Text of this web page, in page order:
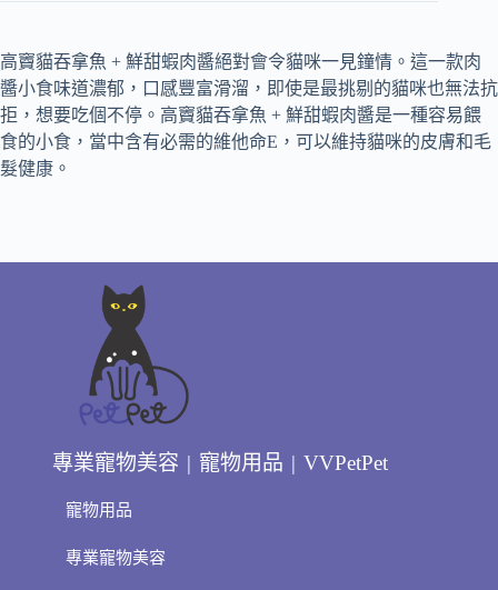
高竇貓吞拿魚 + 鮮甜蝦肉醬絕對會令貓咪一見鐘情。這一款肉
醬小食味道濃郁，口感豐富滑溜，即使是最挑剔的貓咪也無法抗
拒，想要吃個不停。高竇貓吞拿魚 + 鮮甜蝦肉醬是一種容易餵
食的小食，當中含有必需的維他命E ，可以維持貓咪的皮膚和毛
髮健康。
專業寵物美容 | 寵物用品 | VVPetPet
寵物用品
專業寵物美容